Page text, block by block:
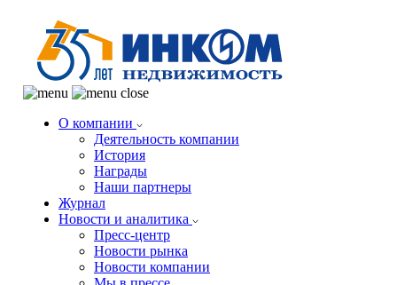
О компании
Деятельность компании
История
Награды
Наши партнеры
Журнал
Новости и аналитика
Пресс-центр
Новости рынка
Новости компании